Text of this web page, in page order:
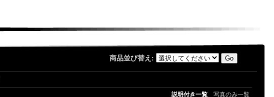
商品並び替え :
説明付き一覧 写真のみ一覧